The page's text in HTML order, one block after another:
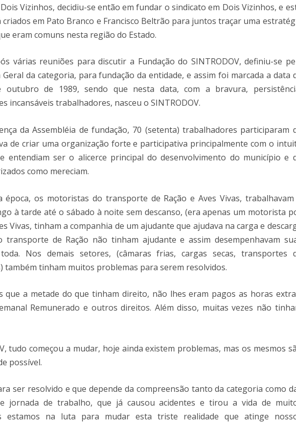
Vizinhos, decidiu-se então em fundar o sindicato em Dois Vizinhos, e
em Pato Branco e Francisco Beltrão para juntos traçar uma
eram comuns nesta região do Estado.
várias reuniões para discutir a Fundação do SINTRODOV, definiu-se
da categoria, para fundação da entidade, e assim foi marcada a data
de 1989, sendo que nesta data, com a bravura,
incansáveis trabalhadores, nasceu o SINTRODOV.
da Assembléia de fundação, 70 (setenta) trabalhadores participaram
de criar uma organização forte e participativa principalmente com o
entendiam ser o alicerce principal do desenvolvimento do município e
como mereciam.
época, os motoristas do transporte de Ração e Aves Vivas,
à tarde até o sábado à noite sem descanso, (era apenas um motorista
Vivas, tinham a companhia de um ajudante que ajudava na carga e
transporte de Ração não tinham ajudante e assim desempenhavam
Nos demais setores, (câmaras frias, cargas secas, transportes
também tinham muitos problemas para serem resolvidos.
que a metade do que tinham direito, não lhes eram pagos as horas
Remunerado e outros direitos. Além disso, muitas vezes não
tudo começou a mudar, hoje ainda existem problemas, mas os mesmos
possível.
ser resolvido e que depende da compreensão tanto da categoria como
jornada de trabalho, que já causou acidentes e tirou a vida de
estamos na luta para mudar esta triste realidade que atinge